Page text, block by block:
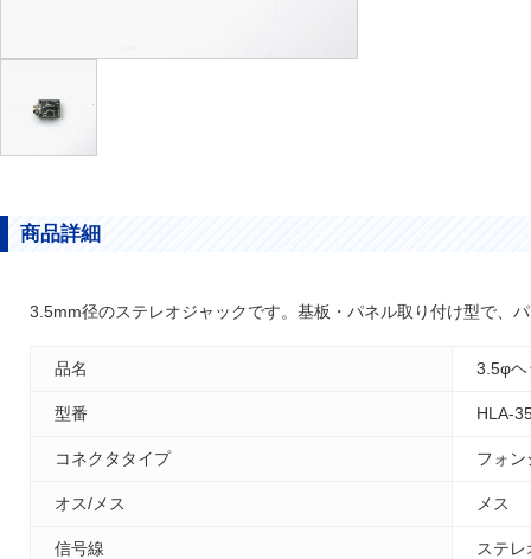
商品詳細
3.5mm径のステレオジャックです。基板・パネル取り付け型で、
品名 3.5φヘ
型番 HLA-
コネクタタイプ フォン
オス/メス メス
信号線 ステレ